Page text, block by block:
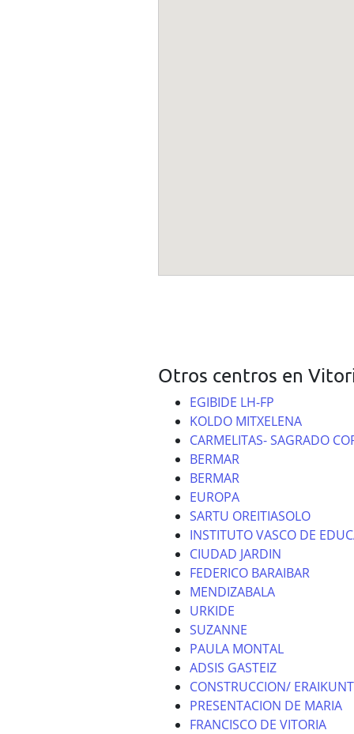
Otros centros en
EGIBIDE LH-FP
KOLDO MITXELENA
CARMELITAS- SAGRADO
BERMAR
BERMAR
EUROPA
SARTU OREITIASOLO
INSTITUTO VASCO DE
CIUDAD JARDIN
FEDERICO BARAIBAR
MENDIZABALA
URKIDE
SUZANNE
PAULA MONTAL
ADSIS GASTEIZ
CONSTRUCCION/
PRESENTACION DE MARIA
FRANCISCO DE VITORIA